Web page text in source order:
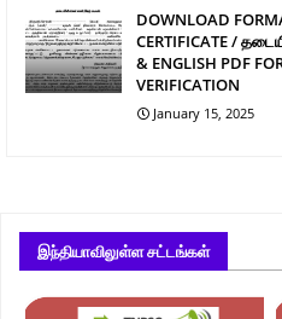
DOWNLOAD
CERTIFICATE /
& ENGLISH PDF
VERIFICATION
January 15, 2025
இந்தியாவிலுள்ள சட்டங்கள்